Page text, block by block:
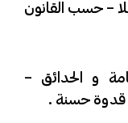
– حسب القانون
و الحدائق –
قدوة حسنة .